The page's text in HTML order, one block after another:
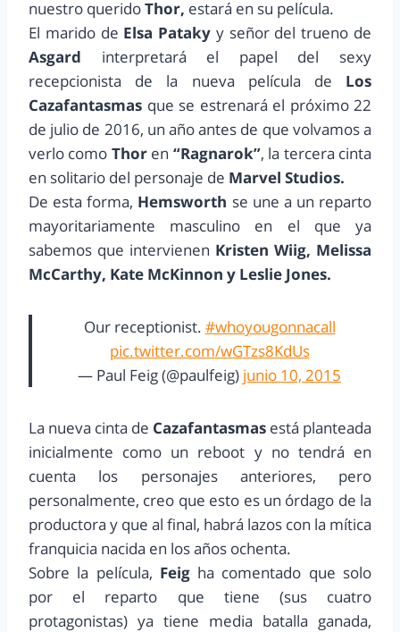
nuestro queridoThor, estará en su película.
El marido de Elsa Pataky y señor del trueno de
Asgard interpretará el papel del sexy
recepcionista de la nueva película de Los
Cazafantasmas que se estrenará el próximo 22
de julio de 2016, un año antes de que volvamos a
verlo como Thoren “Ragnarok”, la tercera cinta
en solitario del personaje de Marvel Studios.
De esta forma, Hemsworth se une a un reparto
mayoritariamente masculino en el que ya
sabemos que intervienen Kristen Wiig, Melissa
McCarthy, Kate McKinnon y Leslie Jones.
Our receptionist. #whoyougonnacall
pic.twitter.com/wGTzs8KdUs
— Paul Feig (@paulfeig) junio 10, 2015
La nueva cinta de Cazafantasmas está planteada
inicialmente como un reboot y no tendrá en
cuenta los personajes anteriores, pero
personalmente, creo que esto es un órdago de la
productora y que al final, habrá lazos con la mítica
franquicia nacida en los años ochenta.
Sobre la película, Feigha comentado que solo
por el reparto que tiene (sus cuatro
protagonistas) ya tiene media batalla ganada,